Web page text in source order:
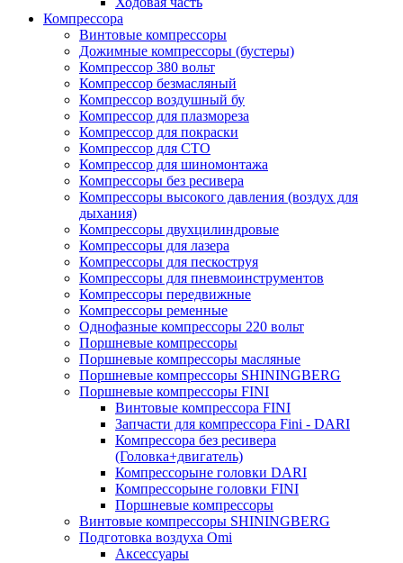
Компрессора
Винтовые компрессоры
Дожимные компрессоры (бустеры)
Компрессор 380 вольт
Компрессор безмасляный
Компрессор воздушный бу
Компрессор для плазмореза
Компрессор для покраски
Компрессор для СТО
Компрессор для шиномонтажа
Компрессоры без ресивера
Компрессоры высокого давления (воздух для
дыхания)
Компрессоры двухцилиндровые
Компрессоры для лазера
Компрессоры для пескоструя
Компрессоры для пневмоинструментов
Компрессоры передвижные
Компрессоры ременные
Однофазные компрессоры 220 вольт
Поршневые компрессоры
Поршневые компрессоры масляные
Поршневые компрессоры SHININGBERG
Поршневые компрессоры FINI
Винтовые компрессора FINI
Запчасти для компрессора Fini - DARI
Компрессора без ресивера
(Головка+двигатель)
Компрессорыне головки DARI
Компрессорыне головки FINI
Поршневые компрессоры
Винтовые компрессоры SHININGBERG
Подготовка воздуха Omi
Аксессуары